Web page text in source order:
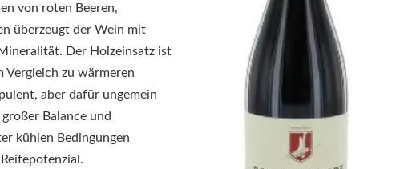
von roten Beeren,
überzeugt der Wein mit
Der Holzeinsatz ist
zu wärmeren
aber dafür ungemein
Balance und
kühlen Bedingungen